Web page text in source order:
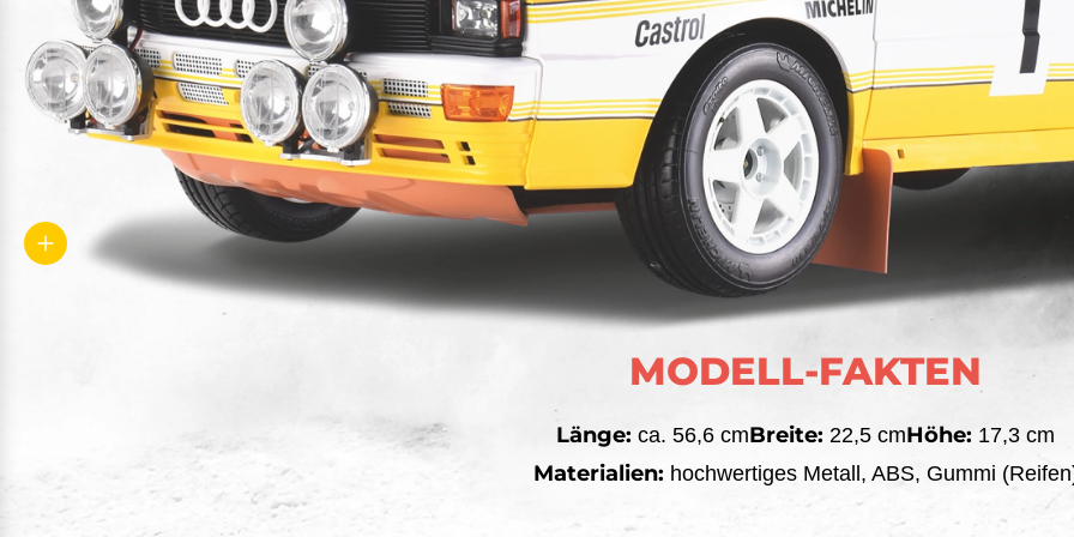
MODELL-FAKTEN
Länge: ca. 56,6 cmBreite: 22,5 cmHöhe: 17,3 cm
Materialien: hochwertiges Metall, ABS, Gummi